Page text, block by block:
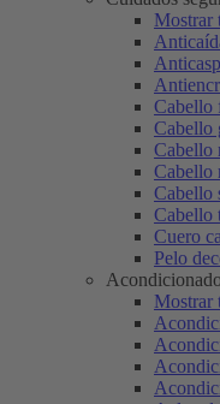
Mostrar
Cabello
Cabello
Cabello
Cabello
Cabello
Cabello
Cuero
Pelo
Mostrar